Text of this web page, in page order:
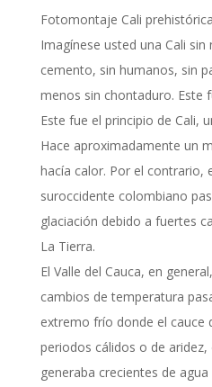
Fotomontaje Cali
Imagínese usted una Cali sin
cemento, sin humanos, sin
menos sin chontaduro. Este
Este fue el principio de Cali,
Hace aproximadamente un
hacía calor. Por el contrario,
suroccidente colombiano
glaciación debido a fuertes
La Tierra.
El Valle del Cauca, en
cambios de temperatura
extremo frío donde el cauce
periodos cálidos o de aridez,
generaba crecientes de